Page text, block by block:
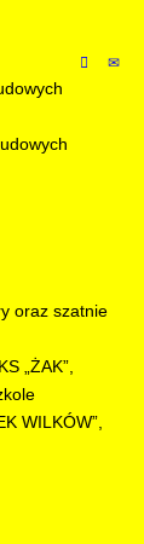
oraz szatnie
„ŻAK”,
WILKÓW”,